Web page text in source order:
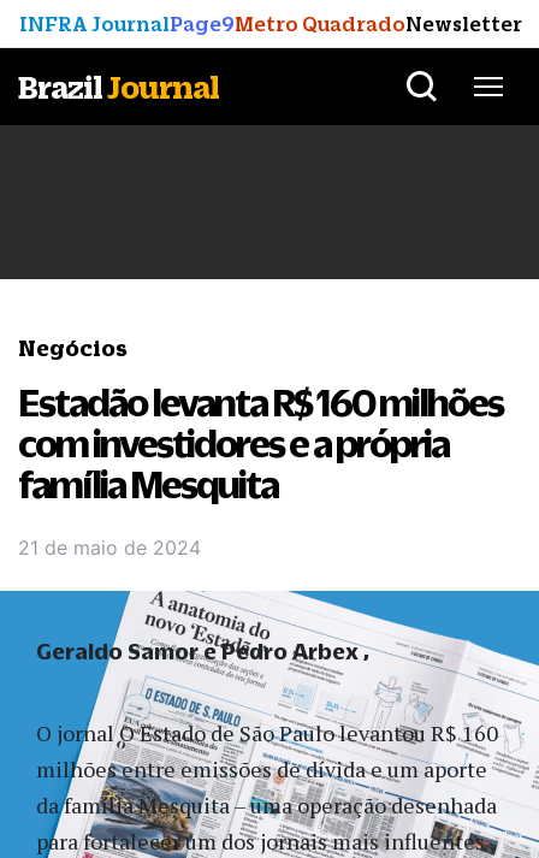
INFRA JournalPage9Metro QuadradoNewsletter
BrazilJournal
Negócios
Estadão levanta R$ 160 milhões
com investidores e a própria
família Mesquita
21 de maio de 2024
O jornal O Estado de São Paulo levantou R$ 160
milhões entre emissões de dívida e um aporte
da família Mesquita – uma operação desenhada
para fortalecer um dos jornais mais influentes
Geraldo Samor e Pedro Arbex